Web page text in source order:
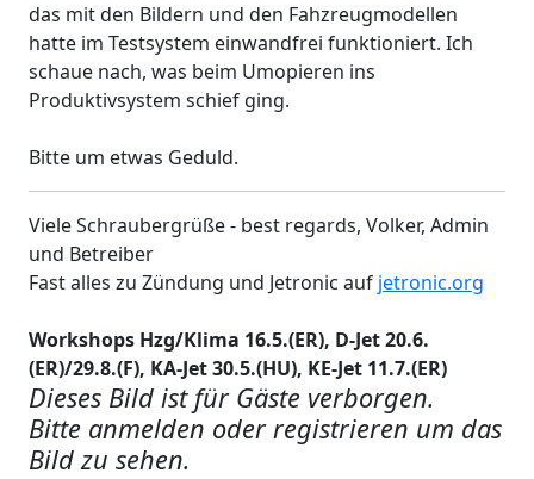
das mit den Bildern und den Fahzreugmodellen
hatte im Testsystem einwandfrei funktioniert. Ich
schaue nach, was beim Umopieren ins
Produktivsystem schief ging.
Bitte um etwas Geduld.
Viele Schraubergrüße - best regards, Volker, Admin
und Betreiber
Fast alles zu Zündung und Jetronic auf jetronic.org
Workshops Hzg/Klima 16.5.(ER), D-Jet 20.6.
(ER)/29.8.(F), KA-Jet 30.5.(HU), KE-Jet 11.7.(ER)
Dieses Bild ist für Gäste verborgen.
Bitte anmelden oder registrieren um das
Bild zu sehen.